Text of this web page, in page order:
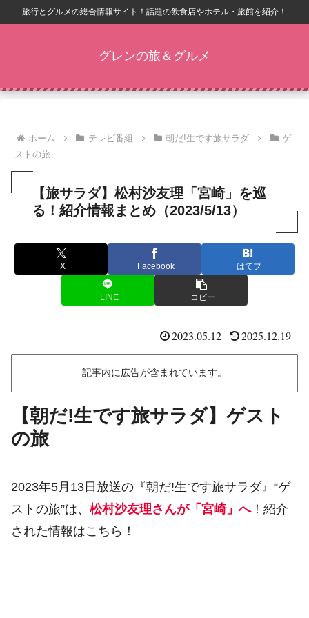
旅行とグルメの総合情報サイト！話題の飲食店やホテル・旅館を紹介！
グレンの旅＆グルメ
ホーム テレビ番組 朝だ!生です旅サラダ
ゲ
ストの旅
【旅サラダ】松村沙友理「宮崎」を巡
る！紹介情報まとめ（2023/5/13）
X Facebook はてブ
LINE コピー
2023.05.12 2025.12.19
記事内に広告が含まれています。
【朝だ!生です旅サラダ】ゲスト
の旅
2023年5月13日放送の『朝だ!生です旅サラダ』“ゲ
ストの旅”は、 松村沙友理さんが「宮崎」へ！紹介
された情報はこちら！